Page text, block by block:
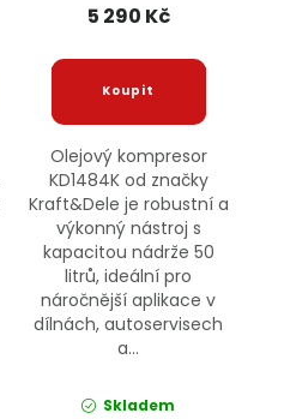
5 290 Kč
Olejový kompresor
KD1484K od značky
Kraft&Dele je robustní a
výkonný nástroj s
kapacitou nádrže 50
litrů, ideální pro
náročnější aplikace v
dílnách, autoservisech
a...
Skladem